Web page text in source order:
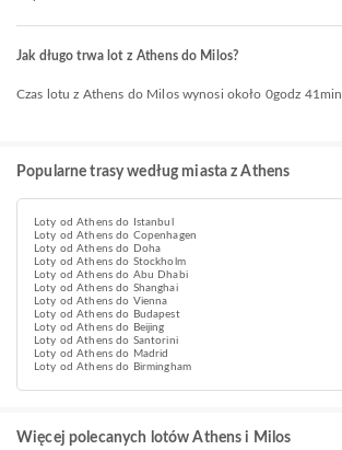
Jak długo trwa lot z Athens do Milos?
Czas lotu z Athens do Milos wynosi około 0godz 41min.
Popularne trasy według miasta z Athens
Loty od Athens do Istanbul
Loty od Athens do Copenhagen
Loty od Athens do Doha
Loty od Athens do Stockholm
Loty od Athens do Abu Dhabi
Loty od Athens do Shanghai
Loty od Athens do Vienna
Loty od Athens do Budapest
Loty od Athens do Beijing
Loty od Athens do Santorini
Loty od Athens do Madrid
Loty od Athens do Birmingham
Więcej polecanych lotów Athens i Milos